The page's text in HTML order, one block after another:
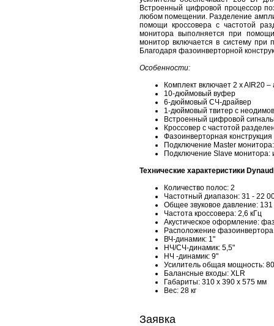
Встроенный цифровой процессор
любом помещении. Разделение
помощи кроссовера с частотой
монитора выполняется при
монитор включается в систему
Благодаря фазоинверторной
Особенности:
Комплект включает 2 x AIR20
10-дюймовый вуфер
6-дюймовый СЧ-драйвер
1-дюймовый твитер с
Встроенный цифровой
Кроссовер с частотой
Фазоинверторная конструкция
Подключение Master
Подключение Slave монитора:
Технические характеристики
Количество полос: 2
Частотный диапазон: 31 - 22
Общее звуковое давление:
Частота кроссовера: 2,6 кГц
Акустическое оформление:
Расположение
ВЧ-динамик: 1"
НЧ/СЧ-динамик: 5,5"
НЧ -динамик: 9"
Усилитель общая мощность:
Балансные входы: XLR
Габариты: 310 х 390 х 575 мм
Вес: 28 кг
Заявка